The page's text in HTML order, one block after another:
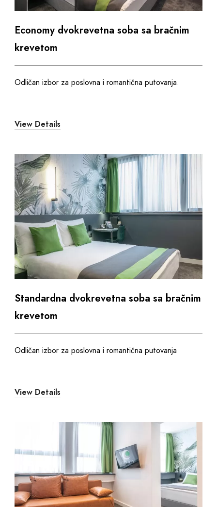
Economy dvokrevetna soba sa bračnim
krevetom
Odličan izbor za poslovna i romantična putovanja.
Standardna dvokrevetna soba sa bračnim
krevetom
Odličan izbor za poslovna i romantična putovanja